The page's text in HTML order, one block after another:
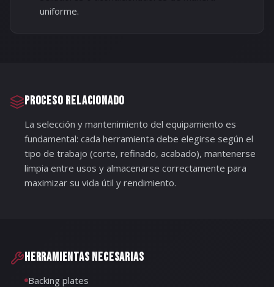
uniforme.
PROCESO RELACIONADO
La selección y mantenimiento del equipamiento es
fundamental: cada herramienta debe elegirse según el
tipo de trabajo (corte, refinado, acabado), mantenerse
limpia entre usos y almacenarse correctamente para
maximizar su vida útil y rendimiento.
HERRAMIENTAS NECESARIAS
Backing plates